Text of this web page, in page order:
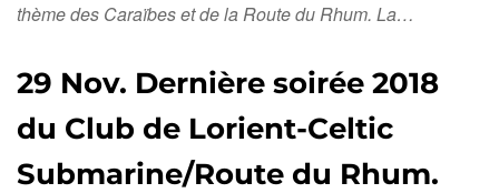
thème des Caraïbes et de la Route du Rhum. La…
29 Nov. Dernière soirée 2018
du Club de Lorient-Celtic
Submarine/Route du Rhum.